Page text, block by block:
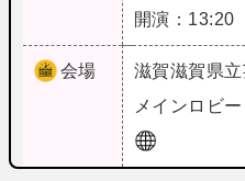
開演：13:20
会場 滋賀滋賀県
メインロビー